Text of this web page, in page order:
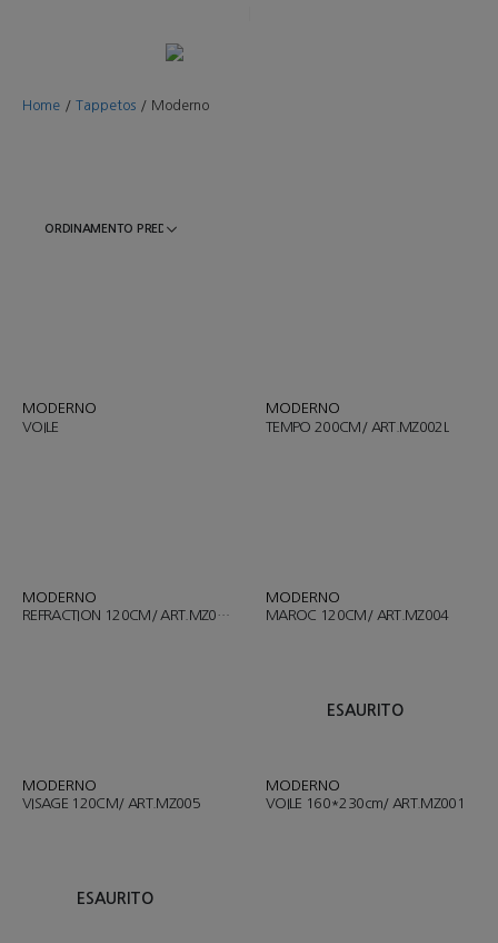
Home / Tappetos / Moderno
MODERNO
VOILE
MODERNO
TEMPO 200CM/ ART.MZ002L
MODERNO
REFRACTION 120CM/ ART.MZ003S
MODERNO
MAROC 120CM/ ART.MZ004
MODERNO
VISAGE 120CM/ ART.MZ005
ESAURITO
MODERNO
VOILE 160*230cm/ ART.MZ001
ESAURITO